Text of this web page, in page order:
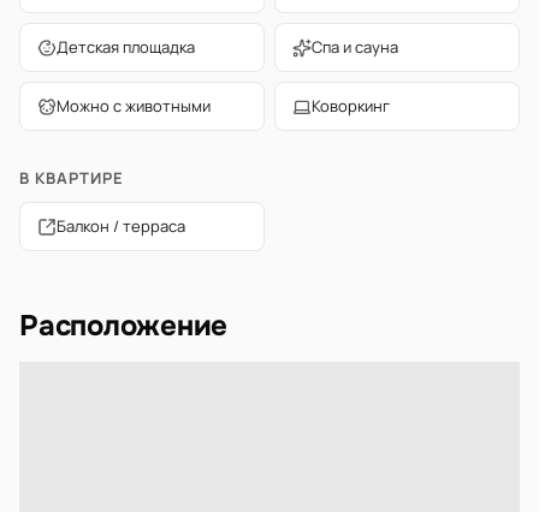
Детская площадка Спа и сауна
Можно с животными Коворкинг
В КВАРТИРЕ
Балкон / терраса
Расположение